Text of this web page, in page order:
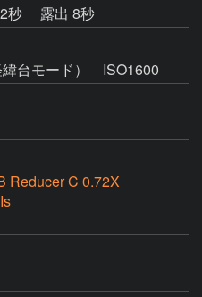
秒
露出 8秒
緯台モード） ISO1600
Reducer C 0.72X